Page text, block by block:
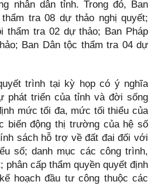
nhân dân tỉnh. Trong đó, Ban
tra 08 dự thảo nghị quyết;
thẩm tra 02 dự thảo; Ban Pháp
Ban Dân tộc thẩm tra 04 dự
trình tại kỳ họp có ý nghĩa
phát triển của tỉnh và đời sống
mức tối đa, mức tối thiểu của
biến động thị trường của hệ số
sách hỗ trợ về đất đai đối với
số; danh mục các công trình,
phân cấp thẩm quyền quyết định
hoạch đầu tư công thuộc các